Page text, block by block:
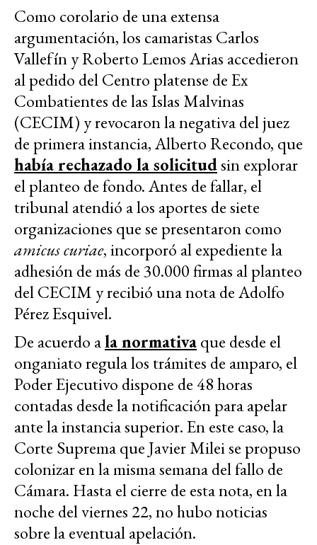
Como corolario de una extensa
argumentación, los camaristas Carlos
Vallefín y Roberto Lemos Arias accedieron
al pedido del Centro platense de Ex
Combatientes de las Islas Malvinas
(CECIM) y revocaron la negativa del juez
de primera instancia, Alberto Recondo, que
había rechazado la solicitudsin explorar
el planteo de fondo. Antes de fallar, el
tribunal atendió a los aportes de siete
organizaciones que se presentaron como
amicus curiae, incorporó al expediente la
adhesión de más de 30.000 firmas al planteo
del CECIM y recibió una nota de Adolfo
Pérez Esquivel.
De acuerdo ala normativaque desde el
onganiato regula los trámites de amparo, el
Poder Ejecutivo dispone de 48 horas
contadas desde la notificación para apelar
ante la instancia superior. En este caso, la
Corte Suprema que Javier Milei se propuso
colonizar en la misma semana del fallo de
Cámara. Hasta el cierre de esta nota, en la
noche del viernes 22, no hubo noticias
sobre la eventual apelación.